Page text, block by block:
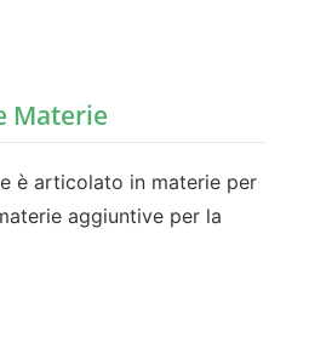
Materie
è articolato in materie per
aggiuntive per la